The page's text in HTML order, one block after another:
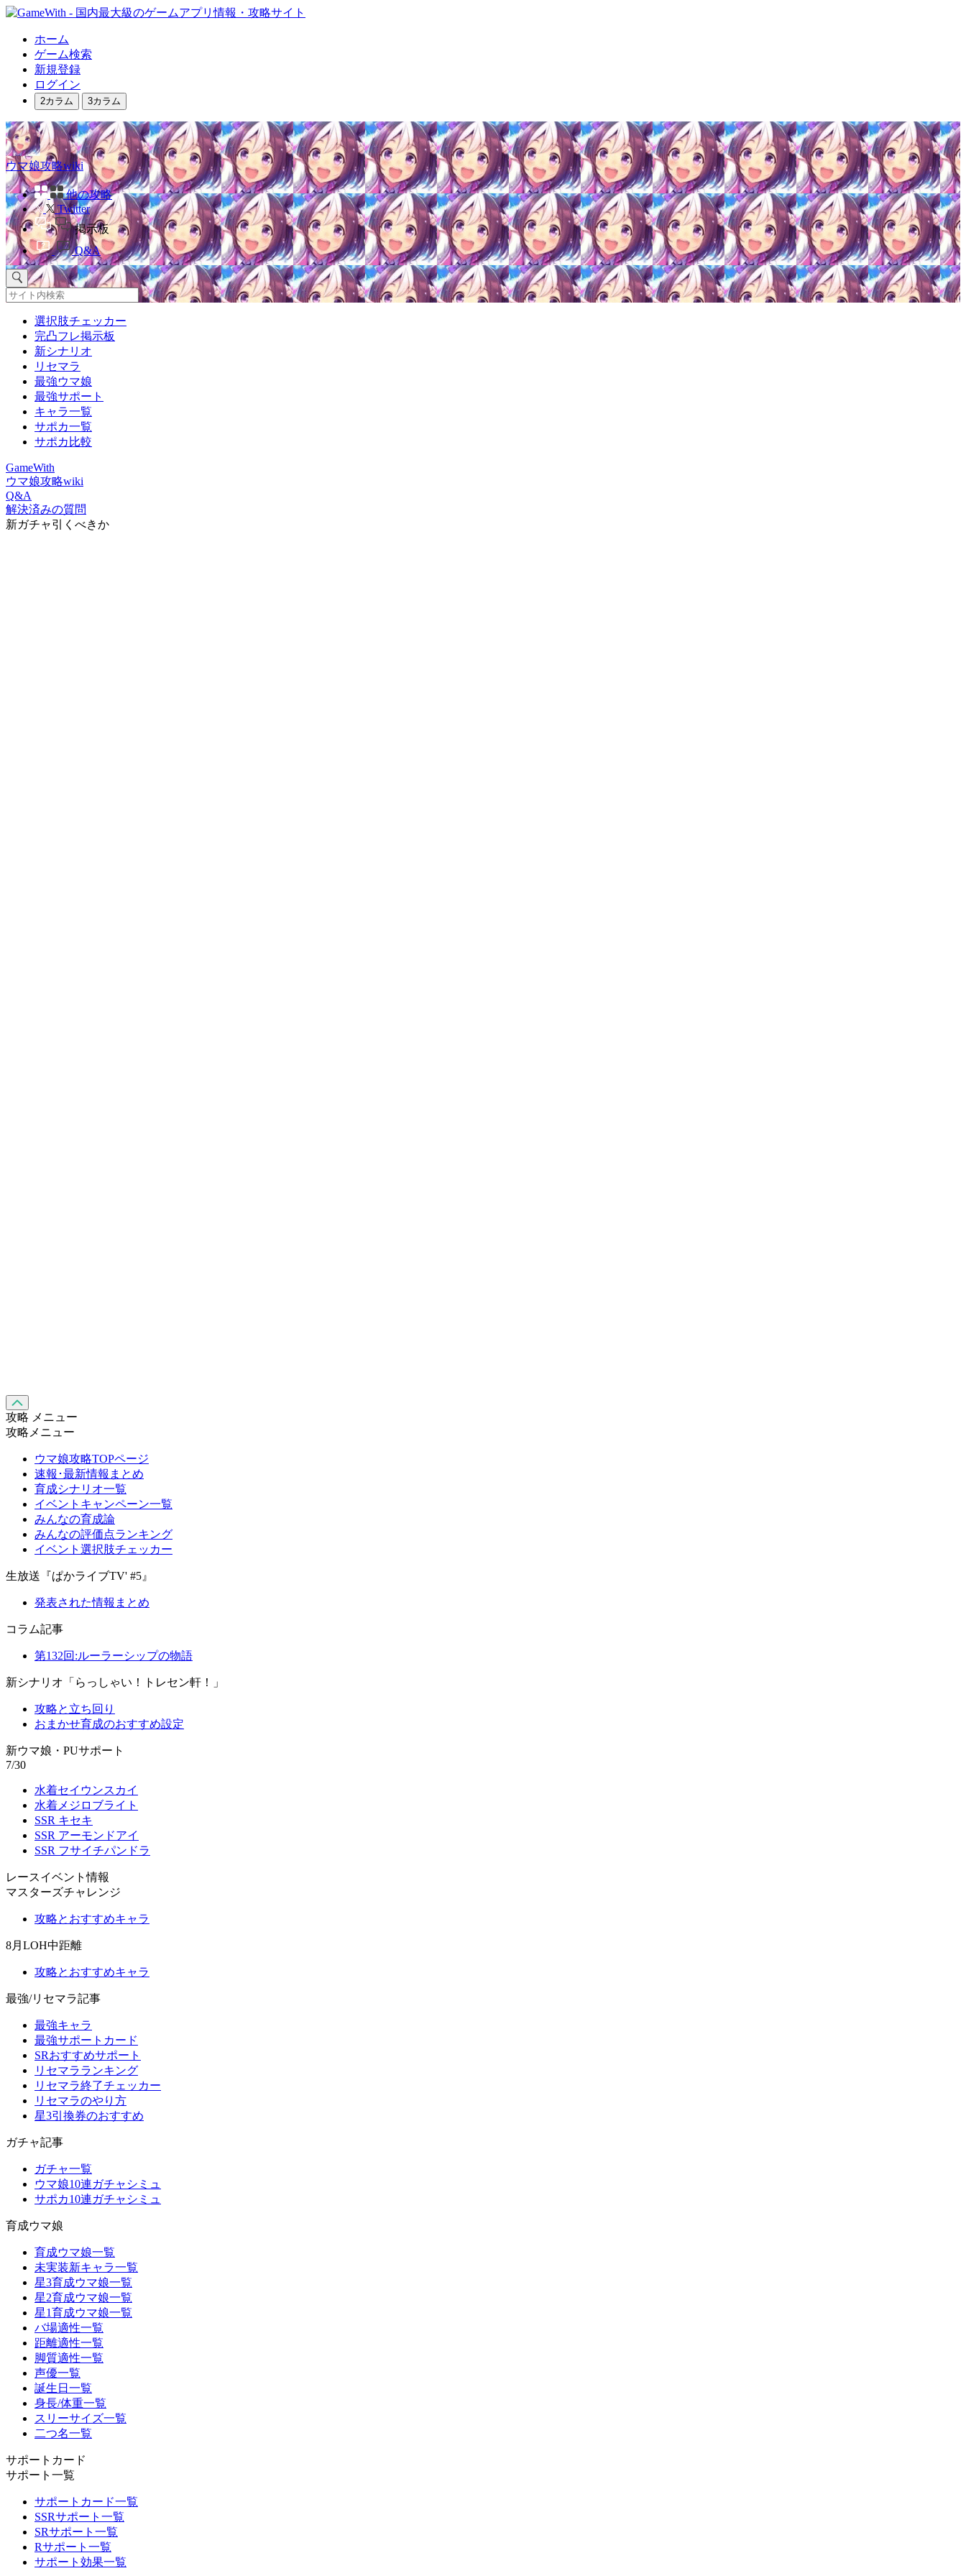
ホーム
ゲーム検索
新規登録
ログイン
2カラム 3カラム
ウマ娘攻略wiki
他の攻略
Twitter
掲示板
Q&A
選択肢チェッカー
完凸フレ掲示板
新シナリオ
リセマラ
最強ウマ娘
最強サポート
キャラ一覧
サポカ一覧
サポカ比較
GameWith
ウマ娘攻略wiki
Q&A
解決済みの質問
新ガチャ引くべきか
攻略 メニュー
攻略メニュー
ウマ娘攻略TOPページ
速報･最新情報まとめ
育成シナリオ一覧
イベントキャンペーン一覧
みんなの育成論
みんなの評価点ランキング
イベント選択肢チェッカー
生放送『ぱかライブTV' #5』
発表された情報まとめ
コラム記事
第132回:ルーラーシップの物語
新シナリオ「らっしゃい！トレセン軒！」
攻略と立ち回り
おまかせ育成のおすすめ設定
新ウマ娘・PUサポート
7/30
水着セイウンスカイ
水着メジロブライト
SSR キセキ
SSR アーモンドアイ
SSR フサイチパンドラ
レースイベント情報
マスターズチャレンジ
攻略とおすすめキャラ
8月LOH中距離
攻略とおすすめキャラ
最強/リセマラ記事
最強キャラ
最強サポートカード
SRおすすめサポート
リセマラランキング
リセマラ終了チェッカー
リセマラのやり方
星3引換券のおすすめ
ガチャ記事
ガチャ一覧
ウマ娘10連ガチャシミュ
サポカ10連ガチャシミュ
育成ウマ娘
育成ウマ娘一覧
未実装新キャラ一覧
星3育成ウマ娘一覧
星2育成ウマ娘一覧
星1育成ウマ娘一覧
バ場適性一覧
距離適性一覧
脚質適性一覧
声優一覧
誕生日一覧
身長/体重一覧
スリーサイズ一覧
二つ名一覧
サポートカード
サポート一覧
サポートカード一覧
SSRサポート一覧
SRサポート一覧
Rサポート一覧
サポート効果一覧